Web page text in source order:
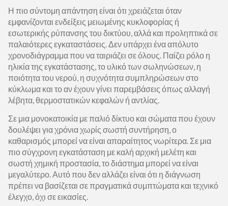
Η πιο σύντομη απάντηση είναι ότι χρειάζεται όταν
εμφανίζονται ενδείξεις μειωμένης κυκλοφορίας ή
εσωτερικής ρύπανσης του δικτύου, αλλά και προληπτικά σε
παλαιότερες εγκαταστάσεις. Δεν υπάρχει ένα απόλυτο
χρονοδιάγραμμα που να ταιριάζει σε όλους. Παίζει ρόλο η
ηλικία της εγκατάστασης, το υλικό των σωληνώσεων, η
ποιότητα του νερού, η συχνότητα συμπληρώσεων στο
κύκλωμα και το αν έχουν γίνει παρεμβάσεις όπως αλλαγή
λέβητα, θερμοστατικών κεφαλών ή αντλίας.
Σε μια μονοκατοικία με παλιό δίκτυο και σώματα που έχουν
δουλέψει για χρόνια χωρίς σωστή συντήρηση, ο
καθαρισμός μπορεί να είναι απαραίτητος νωρίτερα. Σε μια
πιο σύγχρονη εγκατάσταση με καλή αρχική μελέτη και
σωστή χημική προστασία, το διάστημα μπορεί να είναι
μεγαλύτερο. Αυτό που δεν αλλάζει είναι ότι η διάγνωση
πρέπει να βασίζεται σε πραγματικά συμπτώματα και τεχνικό
έλεγχο, όχι σε εικασίες.